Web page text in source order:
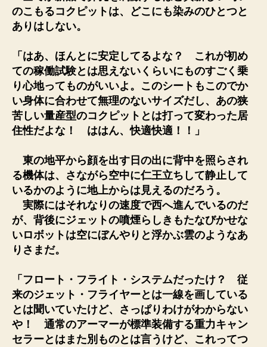
のこもるコクピットは、どこにも染みのひとつと
ありはしない。
「はあ、ほんとに安定してるよな？ これが初め
ての稼働試験とは思えないくらいにものすごく乗
り心地ってものがいいよ。このシートもこのでか
い身体に合わせて無理のないサイズだし、あの狭
苦しい量産型のコクピットとは打って変わった居
住性だよな！ ははん、快適快適！！」
東の地平から顔を出す日の出に背中を照らされ
る機体は、さながら空中に仁王立ちして静止して
いるかのように地上からは見えるのだろう。
実際にはそれなりの速度で西へ進んでいるのだ
が、背後にジェットの噴煙らしきもたなびかせな
いロボットは空にぼんやりと浮かぶ雲のようなあ
りさまだ。
「フロート・フライト・システムだったけ？ 従
来のジェット・フライヤーとは一線を画している
とは聞いていたけど、さっぱりわけがわからない
や！ 通常のアーマーが標準装備する重力キャン
セラーとはまた別ものとは言うけど、これってつ